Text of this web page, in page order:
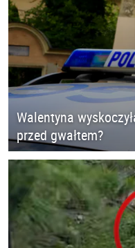
Walentyna
przed gwałtem?